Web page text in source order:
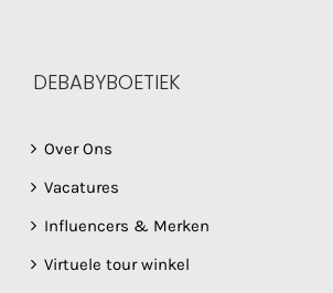
DEBABYBOETIEK
Over Ons
Vacatures
Influencers & Merken
Virtuele tour winkel